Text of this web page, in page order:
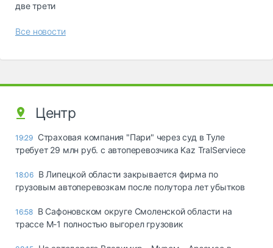
две трети
Все новости
Центр
19:29 Страховая компания "Пари" через суд в Туле
требует 29 млн руб. с автоперевозчика Kaz TralServiece
18:06 В Липецкой области закрывается фирма по
грузовым автоперевозкам после полутора лет убытков
16:58 В Сафоновском округе Смоленской области на
трассе М-1 полностью выгорел грузовик